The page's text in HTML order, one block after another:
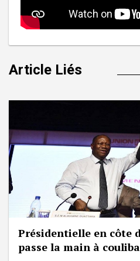
Article Liés
Présidentielle en côte
passe la main à